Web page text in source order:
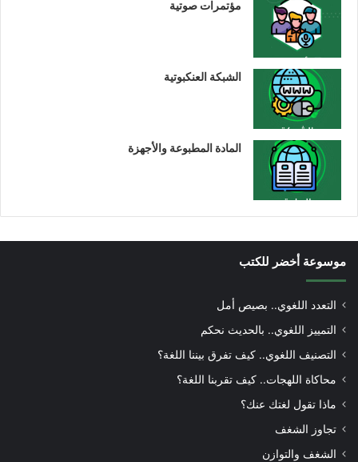
مؤتمرات صوتية
الشبكة العنكبوتية
المادة المطبوعة والأجهزة
موسوعة أخضر للكتب
التعدد اللغوي.. بصيص أمل
التمييز اللغوي.. بالحديث نحكم
التصنيف اللغوي.. كيف تفرق بيننا اللغة؟
محاكاة اللهجات.. كيف تقربنا اللغة؟
ماذا تقول لغتك عنك؟
تجاوز الشغف
الشغف والتوازن